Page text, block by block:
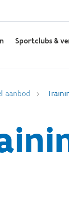
Sportclubs &
aanbod